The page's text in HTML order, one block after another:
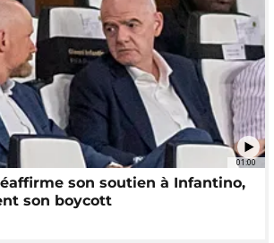
01:00
son soutien à Infantino,
son boycott